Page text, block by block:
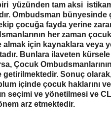
yüzünden tam aksi
Ombudsman bünyesinde
çocuğa fayda yerine
her zaman
almak için kaynaklara veya
Bunlara ilaveten
Çocuk Ombudsmanlarının
getirilmektedir. Sonuç
içinde çocuk haklarını
seçimi ve yönetilmesi ve
arz etmektedir.